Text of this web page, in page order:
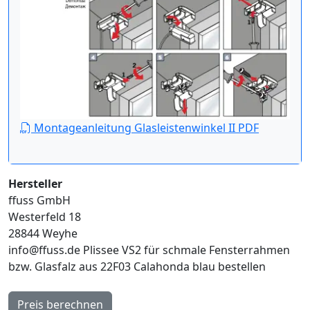
Montageanleitung Glasleistenwinkel II PDF
Hersteller
ffuss GmbH
Westerfeld 18
28844 Weyhe
info@ffuss.de Plissee VS2 für schmale Fensterrahmen
bzw. Glasfalz aus 22F03 Calahonda blau bestellen
Preis berechnen